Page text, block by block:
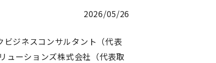
2026/05/26
ジネスコンサルタント（代表
ューションズ株式会社（代表取